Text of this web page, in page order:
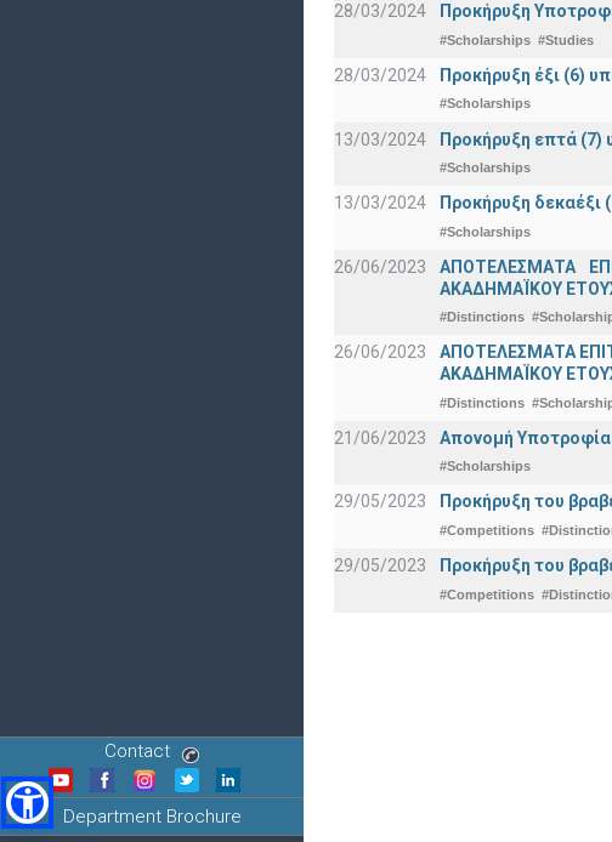
Contact
Department Brochure
28/03/2024 Προκήρυξη
#Scholarships #Studies
28/03/2024 Προκήρυξη έξι (6)
#Scholarships
13/03/2024 Προκήρυξη επτά (7)
#Scholarships
13/03/2024 Προκήρυξη
#Scholarships
26/06/2023
ΑΠΟΤΕΛΕΣΜΑΤΑ
ΑΚΑΔΗΜΑΪΚΟΥ
#Distinctions
26/06/2023
ΑΠΟΤΕΛΕΣΜΑΤΑ
ΑΚΑΔΗΜΑΪΚΟΥ
#Distinctions
21/06/2023 Απονομή
#Scholarships
29/05/2023 Προκήρυξη του
#Competitions
29/05/2023 Προκήρυξη του
#Competitions